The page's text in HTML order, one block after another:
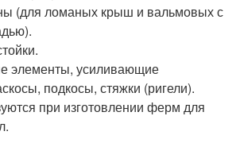
(для ломаных крыш и вальмовых с
элементы, усиливающие
подкосы, стяжки (ригели).
при изготовлении ферм для